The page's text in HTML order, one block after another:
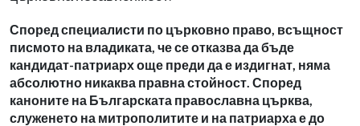
Според специалисти по църковно право, всъщност
писмото на владиката, че се отказва да бъде
кандидат-патриарх още преди да е издигнат, няма
абсолютно никаква правна стойност. Според
каноните на Българската православна църква,
служенето на митрополитите и на патриарха е до